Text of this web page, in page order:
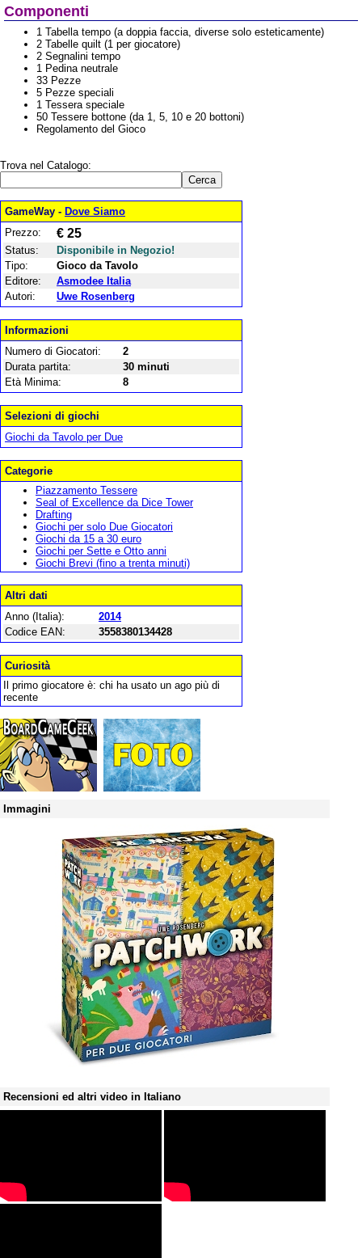
Componenti
1 Tabella tempo (a doppia faccia, diverse solo esteticamente)
2 Tabelle quilt (1 per giocatore)
2 Segnalini tempo
1 Pedina neutrale
33 Pezze
5 Pezze speciali
1 Tessera speciale
50 Tessere bottone (da 1, 5, 10 e 20 bottoni)
Regolamento del Gioco
Trova nel Catalogo:
GameWay - Dove Siamo
Prezzo:
€ 25
Status:
Disponibile in Negozio!
Tipo:
Gioco da Tavolo
Editore:
Asmodee Italia
Autori:
Uwe Rosenberg
Informazioni
Numero di Giocatori:
2
Durata partita:
30 minuti
Età Minima:
8
Selezioni di giochi
Giochi da Tavolo per Due
Categorie
Piazzamento Tessere
Seal of Excellence da Dice Tower
Drafting
Giochi per solo Due Giocatori
Giochi da 15 a 30 euro
Giochi per Sette e Otto anni
Giochi Brevi (fino a trenta minuti)
Altri dati
Anno (Italia):
2014
Codice EAN:
3558380134428
Curiosità
Il primo giocatore è: chi ha usato un ago più di
recente
Immagini
Recensioni ed altri video in Italiano